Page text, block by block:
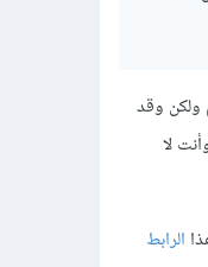
الحساب ولكن ربما يحدث معك توثيق للحساب وأنت تحت ال 18 عام ولكن وقد
وأنت لا
الرابط